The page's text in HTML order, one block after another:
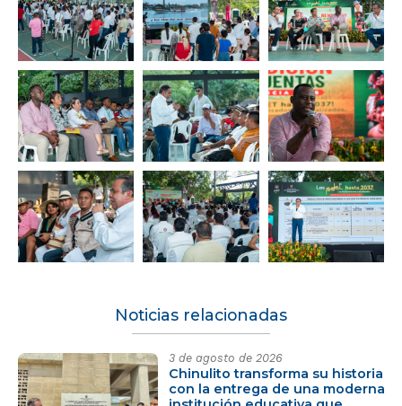
Noticias relacionadas
3 de agosto de 2026
Chinulito transforma su historia
con la entrega de una moderna